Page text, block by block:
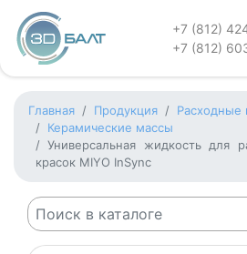
+7 (812)
+7 (812)
Главная Продукция
Расходные
Керамические массы
Универсальная жидкость для
красок MIYO InSync